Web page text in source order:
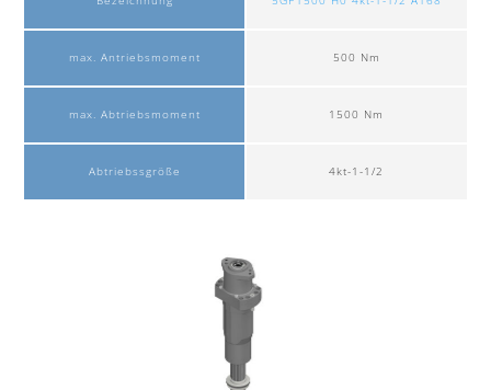
max. Antriebsmoment
max. Abtriebsmoment
Abtriebssgröße
500 Nm
1500 Nm
4kt-1-1/2